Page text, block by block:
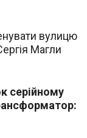
вулицю
Магли